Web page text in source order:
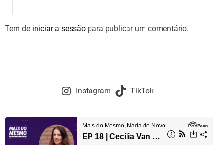
Tem de iniciar a sessão para publicar um comentário.
Instagram TikTok